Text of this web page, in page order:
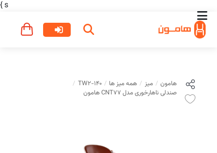
s
}
هامون میز همه میز ها
TW2-140
صندلی ناهارخوری مدل CNT77 هامون